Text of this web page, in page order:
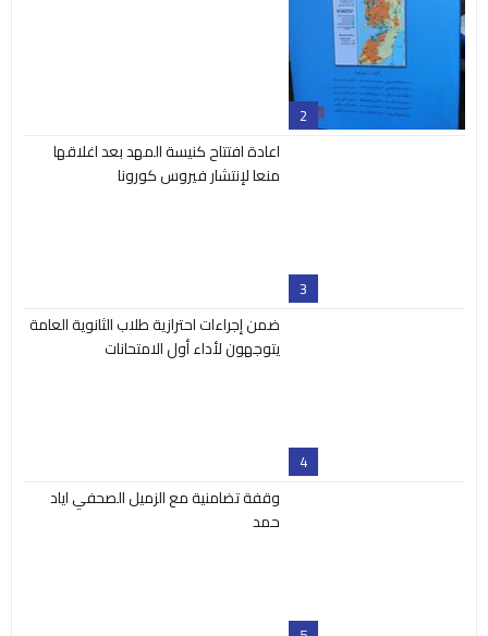
2
3
اعادة افتتاح كنيسة المهد بعد اغلاقها
منعا لإنتشار فيروس كورونا
4
ضمن إجراءات احترازية طلاب الثانوية العامة
يتوجهون لأداء أول الامتحانات
وقفة تضامنية مع الزميل الصحفي اياد
حمد